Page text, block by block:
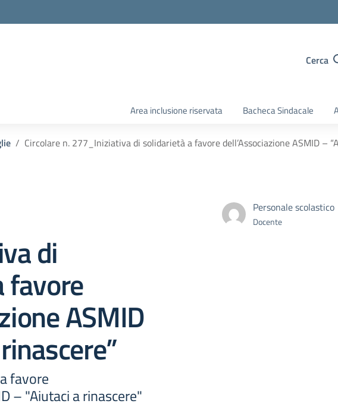
Cerca
Area inclusione riservata Bacheca Sindacale
Circolare n. 277_Iniziativa di solidarietà a favore dell’Associazione ASMID –
di
favore
ASMID
favore
– "Aiutaci a rinascere"
Personale scolastico
Docente